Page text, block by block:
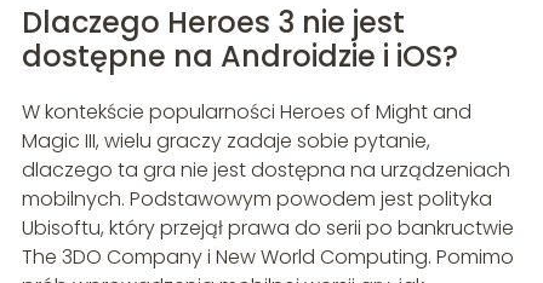
Dlaczego Heroes 3 nie jest
dostępne na Androidzie i iOS?
W kontekście popularności Heroes of Might and
Magic III, wielu graczy zadaje sobie pytanie,
dlaczego ta gra nie jest dostępna na urządzeniach
mobilnych. Podstawowym powodem jest polityka
Ubisoftu, który przejął prawa do serii po bankructwie
The 3DO Company i New World Computing. Pomimo